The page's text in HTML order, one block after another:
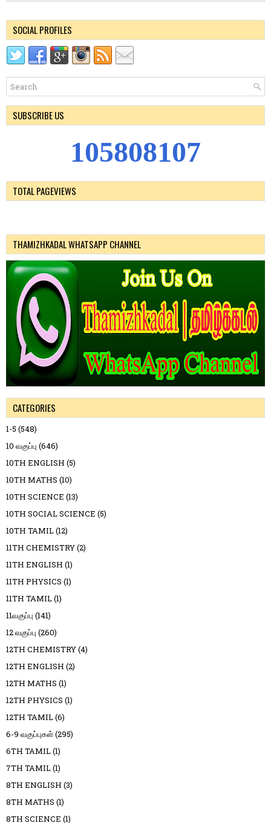
SOCIAL PROFILES
SUBSCRIBE US
105808107
TOTAL PAGEVIEWS
THAMIZHKADAL WHATSAPP CHANNEL
CATEGORIES
1-5 (548)
10 வகுப்பு (646)
10TH ENGLISH (5)
10TH MATHS (10)
10TH SCIENCE (13)
10TH SOCIAL SCIENCE (5)
10TH TAMIL(12)
11TH CHEMISTRY(2)
11TH ENGLISH (1)
11TH PHYSICS (1)
11TH TAMIL(1)
11வகுப்பு (141)
12 வகுப்பு (260)
12TH CHEMISTRY(4)
12TH ENGLISH (2)
12TH MATHS (1)
12TH PHYSICS (1)
12TH TAMIL(6)
6-9 வகுப்புகள்(295)
6TH TAMIL(1)
7TH TAMIL(1)
8TH ENGLISH (3)
8TH MATHS (1)
8TH SCIENCE (1)